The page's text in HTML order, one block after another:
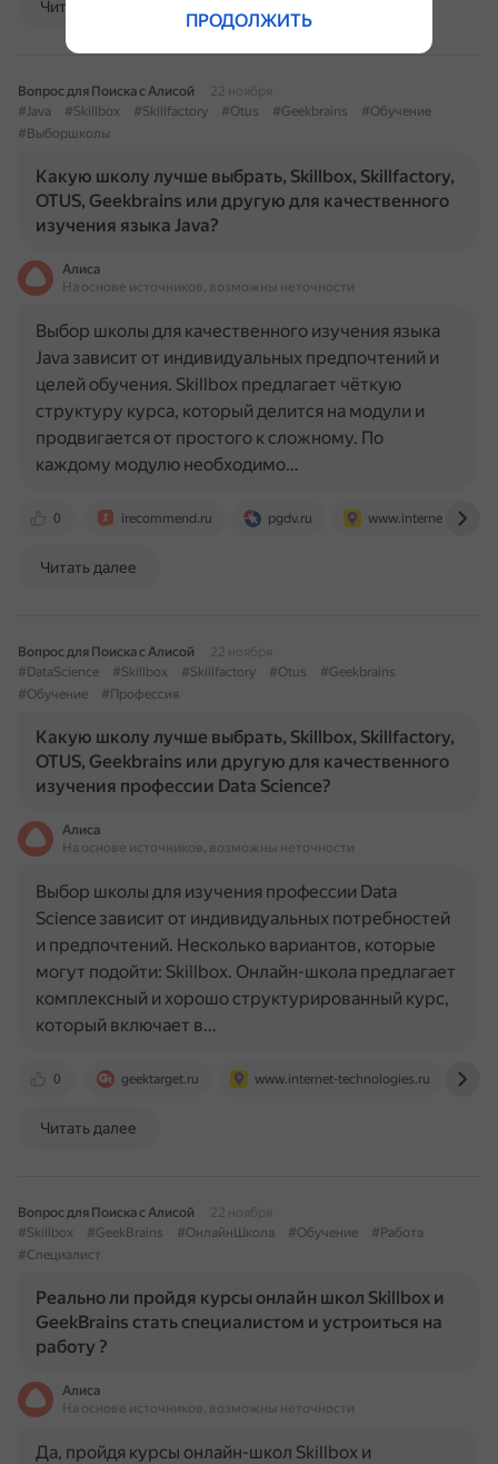
Читать далее
Вопрос для Поиска с Алисой
22 ноября
#Java
#Skillbox #Skillfactory #Otus #Geekbrains
#Обучение
#Выборшколы
Какую школу лучше выбрать, Skillbox, Skillfactory,
OTUS, Geekbrains или другую для качественного
изучения языка Java?
Алиса
На основе источников, возможны неточности
0 irecommend.ru pgdv.ru www.internet-
Выбор школы для качественного изучения языка
Java зависит от индивидуальных предпочтений и
целей обучения. Skillbox предлагает чёткую
структуру курса, который делится на модули и
продвигается от простого к сложному. По
каждому модулю необходимо…
Читать далее
Вопрос для Поиска с Алисой
22 ноября
#DataScience
#Skillbox #Skillfactory #Otus
#Geekbrains
#Обучение
#Профессия
Какую школу лучше выбрать, Skillbox, Skillfactory,
OTUS, Geekbrains или другую для качественного
изучения профессии Data Science?
Алиса
На основе источников, возможны неточности
0 geektarget.ru www.internet-technologies.ru
Выбор школы для изучения профессии Data
Science зависит от индивидуальных потребностей
и предпочтений. Несколько вариантов, которые
могут подойти: Skillbox. Онлайн-школа предлагает
комплексный и хорошо структурированный курс,
который включает в…
Читать далее
Вопрос для Поиска с Алисой
22 ноября
#Skillbox
#GeekBrains #ОнлайнШкола #Обучение
#Работа
#Специалист
Реально ли пройдя курсы онлайн школ Skillbox и
GeekBrains стать специалистом и устроиться на
работу ?
Алиса
На основе источников, возможны неточности
Да, пройдя курсы онлайн-школ Skillbox и
ПРОДОЛЖИТЬ